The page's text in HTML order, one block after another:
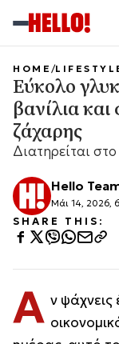
HOME
Εύκολο
βανίλια
ζάχαρης
Διατηρείται
Hello
Μάι 14, 2026,
SHARE THIS:
Α ν